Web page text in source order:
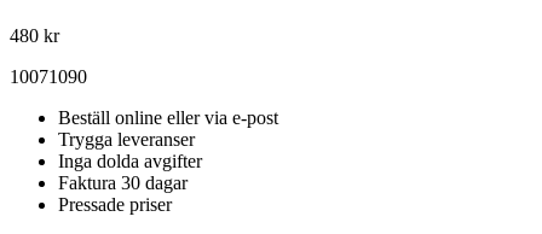
480 kr
10071090
Beställ online eller via e-post
Trygga leveranser
Inga dolda avgifter
Faktura 30 dagar
Pressade priser